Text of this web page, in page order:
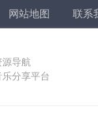
网站地图 联系
源导航
分享平台